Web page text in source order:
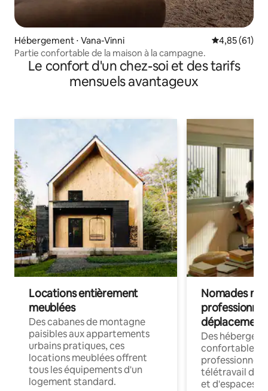
Hébergement ⋅ Vana-Vinni Évaluation
4,85 (61)
Partie confortable de la maison à la campagne.
Le confort d'un chez-soi et des tarifs
mensuels avantageux
Locations entièrement
meublées
Des cabanes de montagne
paisibles aux appartements
urbains pratiques, ces
locations meublées offrent
tous les équipements d'un
logement standard.
Nomades
déplacement
Des
confortables
professionnels
télétravail
et d'espaces